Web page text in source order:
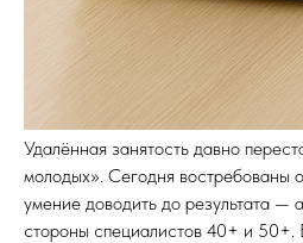
Удалённая занятость давно
молодых». Сегодня востребованы
умение доводить до результата —
стороны специалистов 40+ и 50+.